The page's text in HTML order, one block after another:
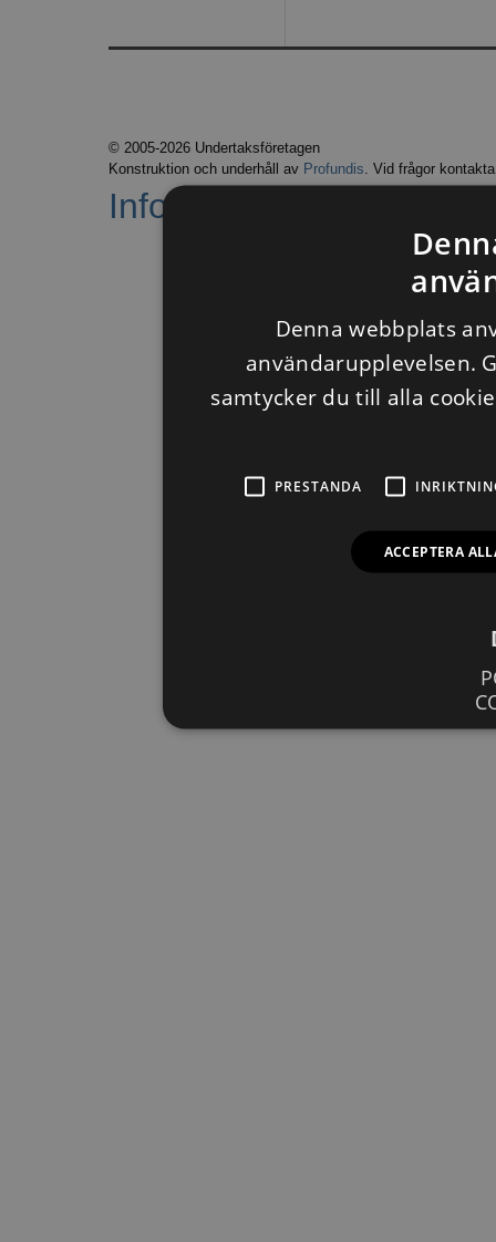
© 2005-2026 Undertaksföretagen
Konstruktion och underhåll av Profundis. Vid frågor
Information om cookies
Denna webbplats
användarupplevelsen.
samtycker du till alla
PRESTANDA
ACCEPTERA